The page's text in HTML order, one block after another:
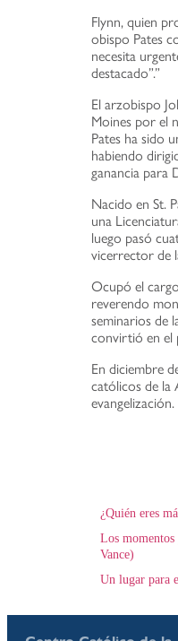
Flynn, quien
obispo Pates
necesita
destacado”.”
El arzobispo
Moines por el
Pates ha sido
habiendo
ganancia para
Nacido en St.
una
luego pasó
vicerrector de
Ocupó el
reverendo
seminarios de
convirtió en el
En diciembre
católicos de la
evangelización.
¿Quién eres
Los
Vance)
Un lugar para